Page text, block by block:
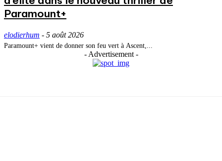
Paramount+
elodierhum - 5 août 2026
Paramount+ vient de donner son feu vert à Ascent,...
- Advertisement -